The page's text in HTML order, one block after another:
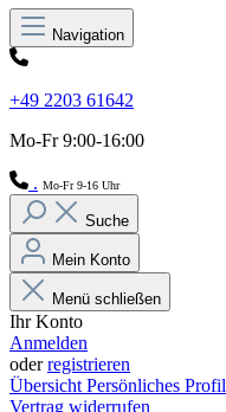
Navigation
+49 2203 61642
Mo-Fr 9:00-16:00
. Mo-Fr 9-16 Uhr
Suche
Mein Konto
Menü schließen
Ihr Konto
Anmelden
oderregistrieren
Übersicht Persönliches Profil
Vertrag widerrufen